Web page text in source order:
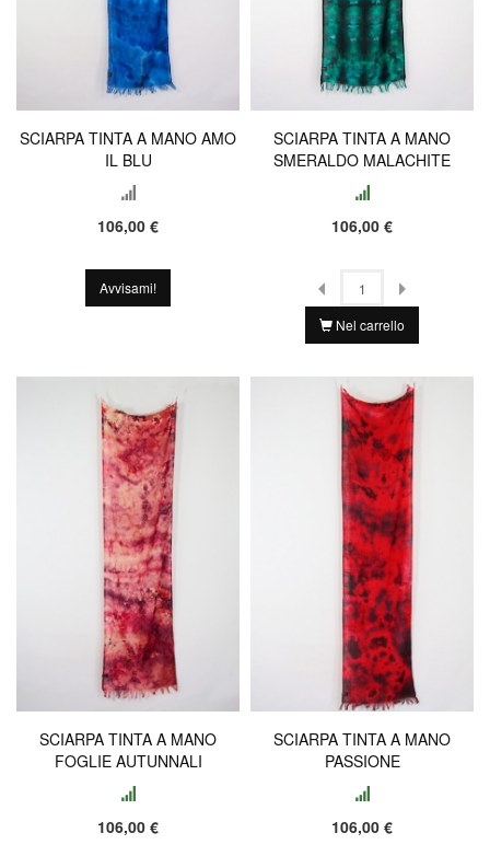
SCIARPA TINTA A MANO AMO
IL BLU
106,00 €
Avvisami!
SCIARPA TINTA A MANO
SMERALDO MALACHITE
106,00 €
Nel carrello
SCIARPA TINTA A MANO
FOGLIE AUTUNNALI
106,00 €
SCIARPA TINTA A MANO
PASSIONE
106,00 €